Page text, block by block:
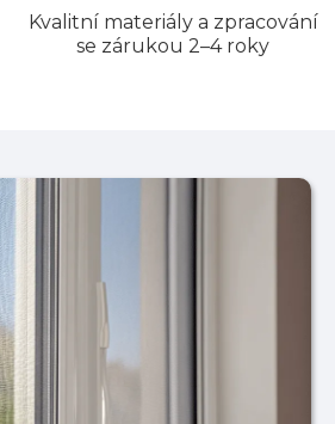
Kvalitní materiály a zpracování
se zárukou 2–4 roky